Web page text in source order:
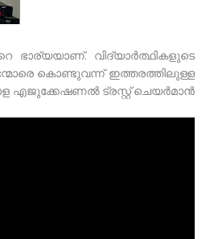
ഭാര്യയാണ്. വിദ്യാർത്ഥികളുടെ
കൊണ്ടുവന്ന് ഇത്തരത്തിലുള്ള
എജുക്കേഷണൽ ട്രസ്റ്റ് ചെയർമാൻ